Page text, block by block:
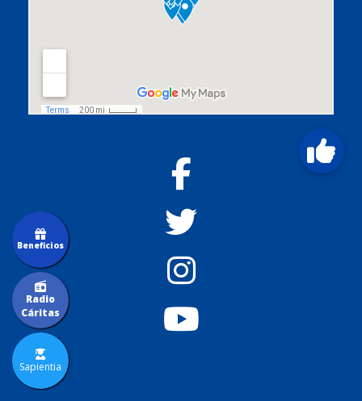
Sapientia
Radio
Cáritas
Beneficios